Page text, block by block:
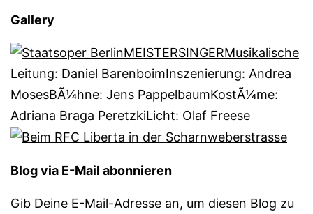
Gallery
Blog via E-Mail abonnieren
Gib Deine E-Mail-Adresse an, um diesen Blog zu